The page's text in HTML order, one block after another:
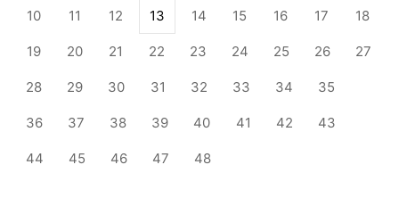
10 11 12 13 14 15 16 17 18
19 20 21 22 23 24 25 26 27
28 29 30 31 32 33 34 35
36 37 38 39 40 41 42 43
44 45 46 47 48